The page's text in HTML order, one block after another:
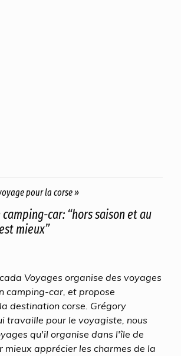
pour la corse »
camping-car: “hors saison et au
mieux”
Voyages organise des voyages
camping-car, et propose
destination corse. Grégory
travaille pour le voyagiste, nous
qu'il organise dans l'île de
mieux apprécier les charmes de la